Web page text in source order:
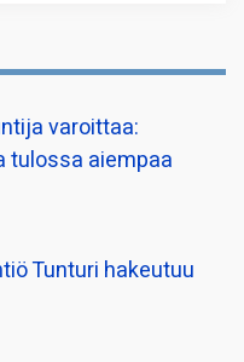
varoittaa:
tulossa aiempaa
Tunturi hakeutuu